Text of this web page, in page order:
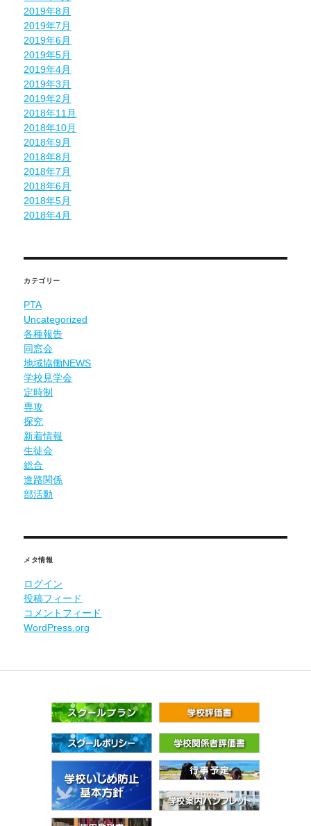
2019年8月
2019年7月
2019年6月
2019年5月
2019年4月
2019年3月
2019年2月
2018年11月
2018年10月
2018年9月
2018年8月
2018年7月
2018年6月
2018年5月
2018年4月
カテゴリー
PTA
Uncategorized
各種報告
同窓会
地域協働NEWS
学校見学会
定時制
専攻
探究
新着情報
生徒会
総合
進路関係
部活動
メタ情報
ログイン
投稿フィード
コメントフィード
WordPress.org